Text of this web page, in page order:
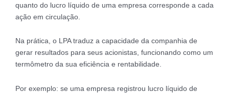
quanto do lucro líquido de uma empresa corresponde a cada
ação em circulação.
Na prática, o LPA traduz a capacidade da companhia de
gerar resultados para seus acionistas, funcionando como um
termômetro da sua eficiência e rentabilidade.
Por exemplo: se uma empresa registrou lucro líquido de